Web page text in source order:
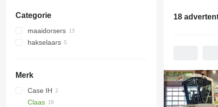
Categorie
maaidorsers
hakselaars
Merk
Case IH
7230
Claas
18